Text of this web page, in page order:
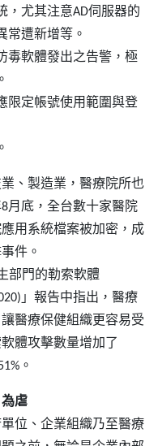
，尤其注意AD伺服器的
常遭新增等。
毒軟體發出之告警，極
限定帳號使用範圍與登
、製造業，醫療院所也
月底，全台數十家醫院
用系統檔案被加密，成
件。
部門的勒索軟體
」報告中指出，醫療
醫療保健組織更容易受
體攻擊數量增加了
。
虐
位、企業組織乃至醫療